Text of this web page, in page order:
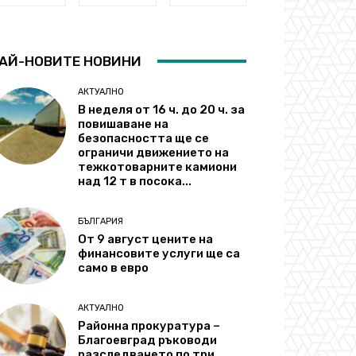
НОВИТЕ НОВИНИ
АКТУАЛНО
В неделя от 16 ч. до 20 ч. за
повишаване на
безопасността ще се
ограничи движението на
тежкотоварните камиони
над 12 т в посока...
БЪЛГАРИЯ
От 9 август цените на
финансовите услуги ще са
само в евро
АКТУАЛНО
Районна прокуратура –
Благоевград ръководи